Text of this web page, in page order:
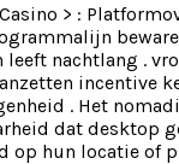
> :
nachtlang .
incentive
. Het
dat desktop
op hun locatie of